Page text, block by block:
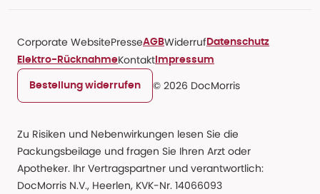
Corporate WebsitePresseAGBWiderruf Datenschutz
Elektro-RücknahmeKontakt Impressum
Bestellung widerrufen © 2026 DocMorris
Zu Risiken und Nebenwirkungen lesen Sie die
Packungsbeilage und fragen Sie Ihren Arzt oder
Apotheker. Ihr Vertragspartner und verantwortlich:
DocMorris N.V., Heerlen, KVK-Nr. 14066093